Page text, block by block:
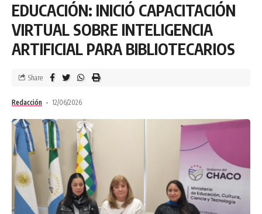
EDUCACIÓN: INICIÓ CAPACITACIÓN
VIRTUAL SOBRE INTELIGENCIA
ARTIFICIAL PARA BIBLIOTECARIOS
Redacción 12/06/2026
Share